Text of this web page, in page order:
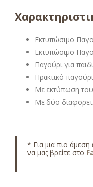
Εκτυπώσιμο
Εκτυπώσιμο
Παγούρι για
Πρακτικό
Με εκτύπωση του
Με δύο
* Για μια πιο άμεση
να μας βρείτε στο